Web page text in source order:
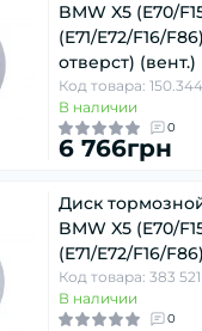
BMW X5 (E70/
(E71/E72/F16/
отверст) (вент.)
Код товара:
В наличии
0
6 766грн
Диск
BMW X5 (E70/
(E71/E72/F16/
Код товара: 383
В наличии
0